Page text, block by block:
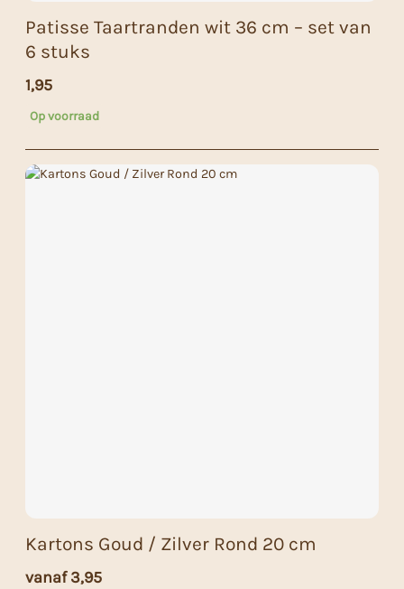
Patisse Taartranden wit 36 cm – set van
6 stuks
1,95
Op voorraad
Kartons Goud / Zilver Rond 20 cm
vanaf3,95